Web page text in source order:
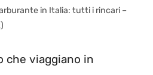
in Italia: tutti i rincari –
che viaggiano in